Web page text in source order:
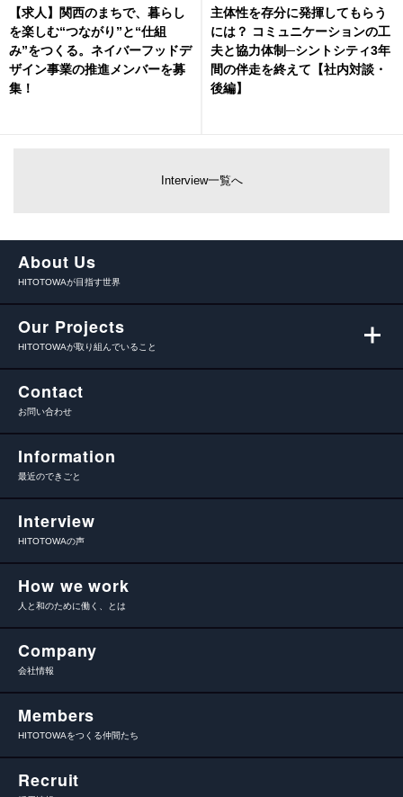
【求人】関西のまちで、暮らし
を楽しむ“つながり”と“仕組
み”をつくる。ネイバーフッドデ
ザイン事業の推進メンバーを募
集！
主体性を存分に発揮してもらう
には？ コミュニケーションの工
夫と協力体制─シントシティ3年
間の伴走を終えて【社内対談・
後編】
Interview一覧へ
About Us
HITOTOWAが目指す世界
Our Projects
HITOTOWAが取り組んでいること
Contact
お問い合わせ
Information
最近のできごと
Interview
HITOTOWAの声
How we work
人と和のために働く、とは
Company
会社情報
Members
HITOTOWAをつくる仲間たち
Recruit